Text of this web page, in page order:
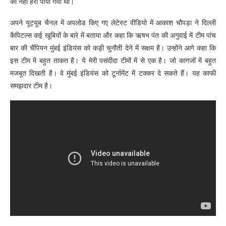
अपने यूट्यूब चैनल में अपलोड किए गए लेटेस्ट वीडियो में आकाश चौपड़ा ने दिल्ली
कैपिटल्स कई खूबियों के बारे में बताया और कहा कि ऋषभ पंत की अगुवाई में टीम पांच
बार की चैंपियन मुंबई इंडियंस को कड़ी चुनौती देने में सक्षम है। उन्होंने आगे कहा कि
इस टीम में बहुत ताकत है। ये मेरी पसंदीदा टीमों में से एक है। जो कागजों में बहुत
मजबूत दिखती है। वे मुंबई इंडियंस को टूर्नामेंट में टक्कर दे सकते हैं। यह काफी
समझदार टीम है।